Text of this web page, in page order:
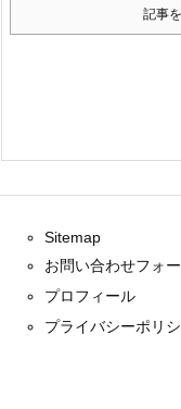
記事
Sitemap
お問い合わせフォ
プロフィール
プライバシーポリ